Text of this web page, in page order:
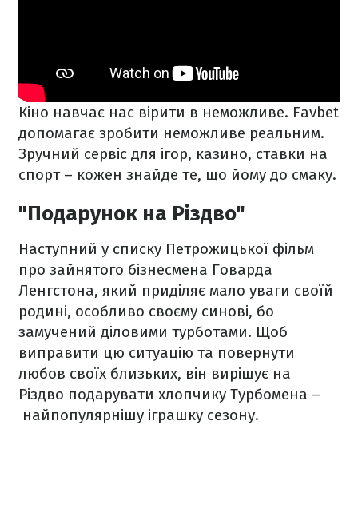
Кіно навчає нас вірити в неможливе. Favbet
допомагає зробити неможливе реальним.
Зручний сервіс для ігор, казино, ставки на
спорт – кожен знайде те, що йому до смаку.
"Подарунок на Різдво"
Наступний у списку Петрожицької фільм
про зайнятого бізнесмена Говарда
Ленгстона, який приділяє мало уваги своїй
родині, особливо своєму синові, бо
замучений діловими турботами. Щоб
виправити цю ситуацію та повернути
любов своїх близьких, він вирішує на
Різдво подарувати хлопчику Турбомена –
найпопулярнішу іграшку сезону.